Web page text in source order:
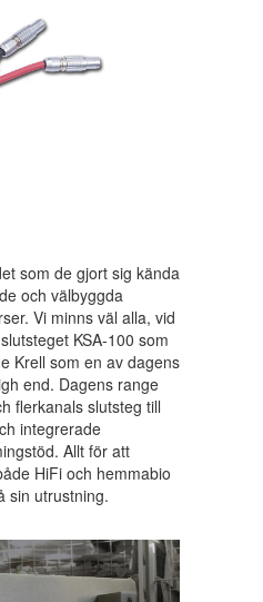
som de gjort sig kända
och välbyggda
Vi minns väl alla, vid
KSA-100 som
Krell som en av dagens
end. Dagens range
flerkanals slutsteg till
integrerade
Allt för att
HiFi och hemmabio
sin utrustning.